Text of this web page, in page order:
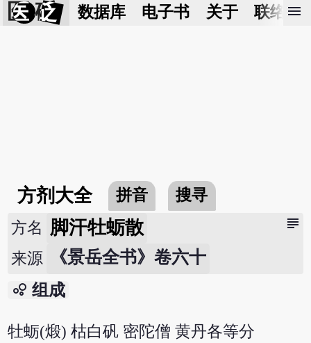
医 砭 数据库 电子书 关于 联络我
menu
方剂大全 拼音 搜寻
subject
方名 脚汗牡蛎散
来源 《景岳全书》卷六十
bubble_chart 组成
牡蛎(煅) 枯白矾 密陀僧 黄丹各等分